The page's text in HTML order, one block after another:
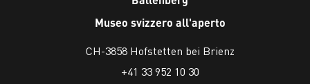
Museo svizzero all'aperto
CH-3858 Hofstetten bei Brienz
+41 33 952 10 30